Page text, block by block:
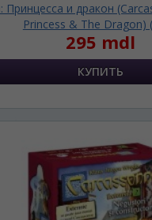
Принцесса и дракон
Princess & The Dragon)
295 mdl
/ LIMBA SITE-ULUI
языке Вы хотите